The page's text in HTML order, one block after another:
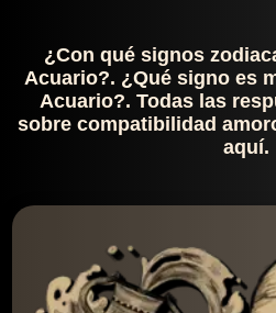
¿Con qué signos
Acuario?. ¿Qué signo es
Acuario?. Todas las
sobre compatibilidad
aquí.